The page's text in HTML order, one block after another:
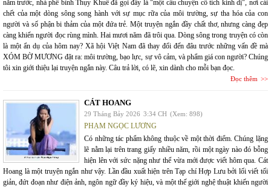
năm trước, nhà phê bình Thụy Khuê đã gọi đây là "một câu chuyện cổ tích kinh dị", nơi cái
chết của một dòng sông song hành với sự mục rữa của môi trường, sự tha hóa của con
người và số phận bi thảm của một đứa trẻ. Một truyện ngắn đầy chất thơ, nhưng càng đẹp
càng khiến người đọc rùng mình. Hai mươi năm đã trôi qua. Dòng sông trong truyện có còn
là một ẩn dụ của hôm nay? Xã hội Việt Nam đã thay đổi đến đâu trước những vấn đề mà
XÓM BỜ MƯƠNG đặt ra: môi trường, bạo lực, sự vô cảm, và phẩm giá con người? Chúng
tôi xin giới thiệu lại truyện ngắn này. Câu trả lời, có lẽ, xin dành cho mỗi bạn đọc.
Đọc thêm
CÁT HOANG
29 Tháng Bảy 2026 3:34 CH (Xem: 898)
PHẠM NGỌC LƯƠNG
Có những tác phẩm không thuộc về một thời điểm. Chúng lặng
lẽ nằm lại trên trang giấy nhiều năm, rồi một ngày nào đó bỗng
hiện lên với sức nặng như thể vừa mới được viết hôm qua. Cát
Hoang là một truyện ngắn như vậy. Lần đầu xuất hiện trên Tạp chí Hợp Lưu bởi lối viết tối
giản, đứt đoạn như điện ảnh, ngôn ngữ đầy ký hiệu, và một thế giới nghệ thuật khiến người